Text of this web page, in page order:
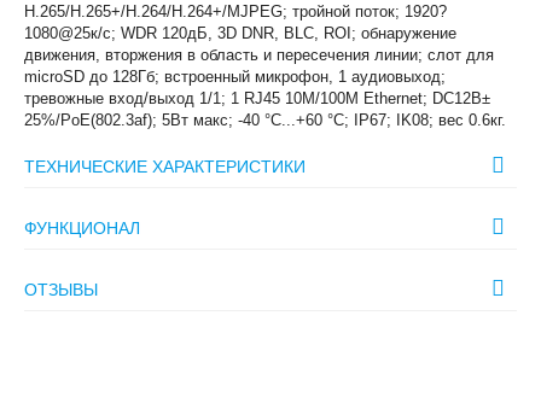
H.265/H.265+/H.264/H.264+/MJPEG; тройной поток; 1920?
1080@25к/с; WDR 120дБ, 3D DNR, BLC, ROI; обнаружение
движения, вторжения в область и пересечения линии; слот для
microSD до 128Гб; встроенный микрофон, 1 аудиовыход;
тревожные вход/выход 1/1; 1 RJ45 10M/100M Ethernet; DC12В±
25%/PoE(802.3af); 5Вт макс; -40 °C...+60 °C; IP67; IK08; вес 0.6кг.
ТЕХНИЧЕСКИЕ ХАРАКТЕРИСТИКИ
ФУНКЦИОНАЛ
ОТЗЫВЫ